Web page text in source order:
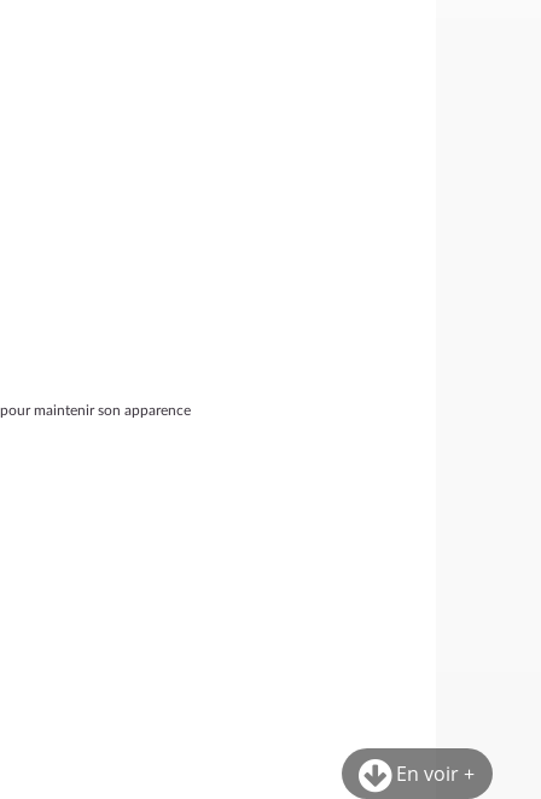
En voir +
maintenir son apparence